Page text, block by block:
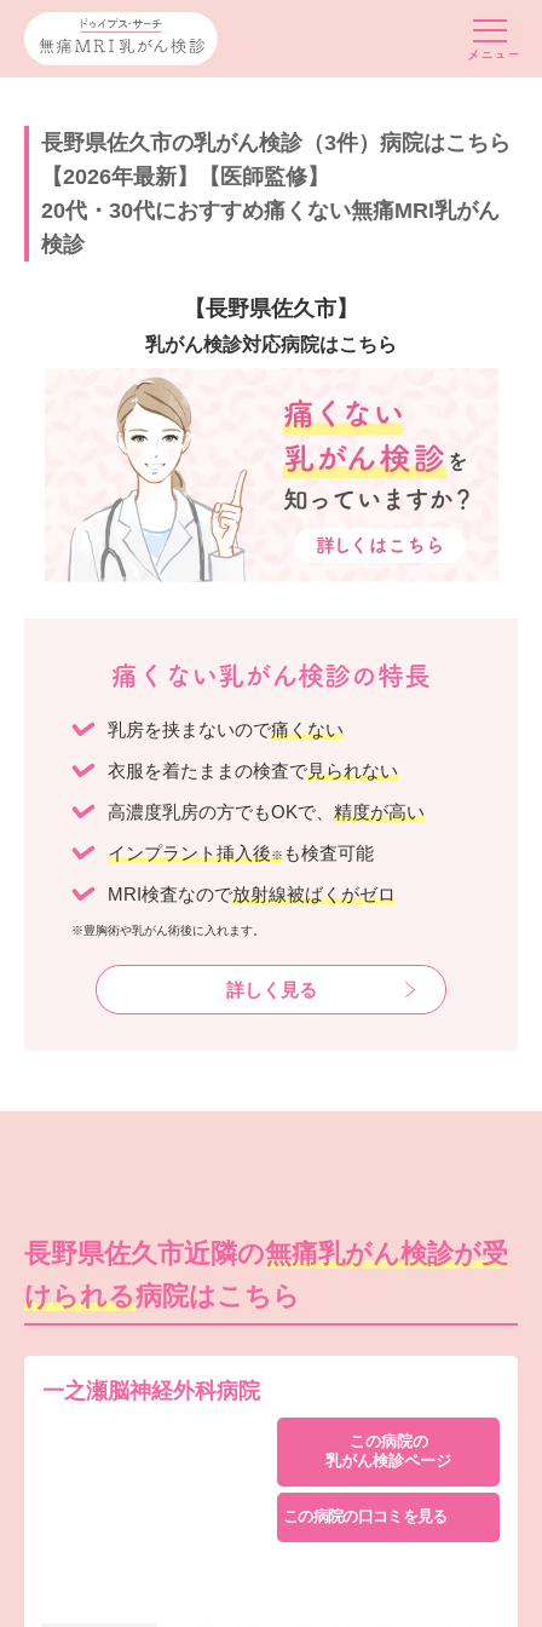
長野県佐久市の乳がん検診（3件）病院はこちら
【2026年最新】【医師監修】
20代・30代におすすめ痛くない無痛MRI乳がん
検診
【長野県佐久市】
乳がん検診対応病院はこちら
痛くない乳がん検診の特長
乳房を挟まないので痛くない
衣服を着たままの検査で見られない
高濃度乳房の方でもOKで、 精度が高い
インプラント挿入後※ も検査可能
MRI検査なので放射線被ばくがゼロ
※豊胸術や乳がん術後に入れます。
詳しく見る
長野県佐久市近隣の無痛乳がん検診が受
けられる病院はこちら
一之瀬脳神経外科病院
この病院の
乳がん検診ページ
この病院の口コミを見る